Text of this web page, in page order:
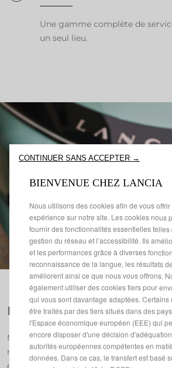
Une gamme complète de
un seul lieu.
La gestion de votre flotte est
Notre réseau de concessionnaires est
mettre en place une flotte efficace et
entreprise. Pourquoi nous choisir?
CONTINUER SANS ACCEPTER →
BIENVENUE CHEZ LANCIA
Nous utilisons des cookies afin de vous
expérience sur notre site. Les cookies nous
fournir des fonctionnalités essentielles telles
gestion du réseau et l’accessibilité. Ils
et les performances grâce à diverses
reconnaissance de la langue, les résultats
améliorent ainsi ce que nous vous offrons.
également utiliser des cookies tiers pour
qui vous sont davantage adaptées. Certains
être traités par des tiers situés dans des
l'Espace économique européen (EEE) qui
encore disposer d'une décision
autorités européennes compétentes en
données. Dans ce cas, le transfert est basé